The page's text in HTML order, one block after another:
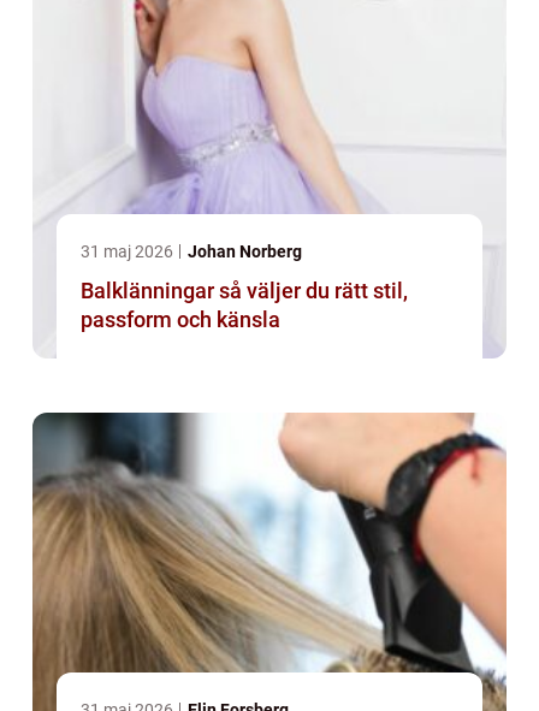
31 maj 2026 Johan Norberg
Balklänningar så väljer du rätt stil,
passform och känsla